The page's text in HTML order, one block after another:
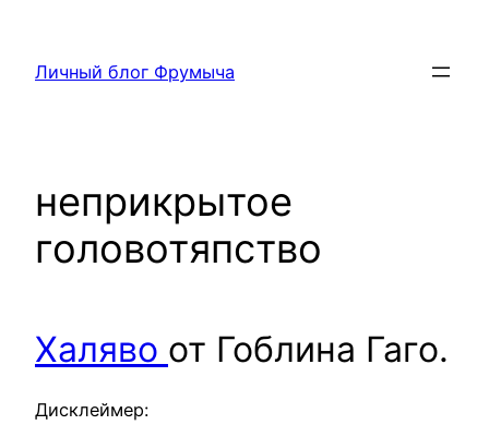
содержимому
Личный блог Фрумыча
неприкрытое
головотяпство
Халяво от Гоблина Гаго.
Дисклеймер: